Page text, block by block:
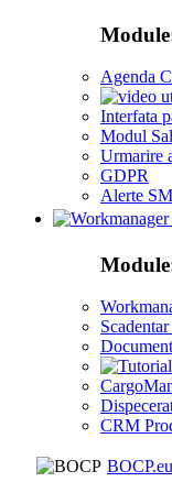
Agenda
Interfata
Modul
Urmarire
GDPR
Alerte
CRM
BOCP.eu